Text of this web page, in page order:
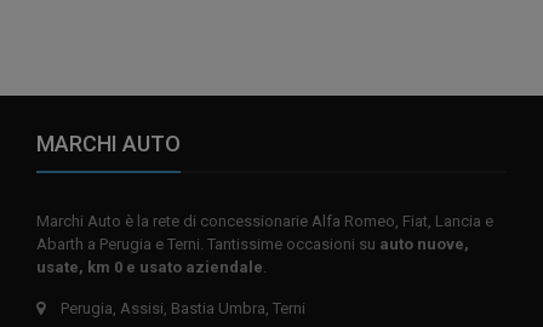
MARCHI AUTO
Marchi Auto è la rete di concessionarie Alfa Romeo, Fiat, Lancia e
Abarth a Perugia e Terni. Tantissime occasioni su auto nuove,
usate, km 0 e usato aziendale
Perugia, Assisi, Bastia Umbra, Terni